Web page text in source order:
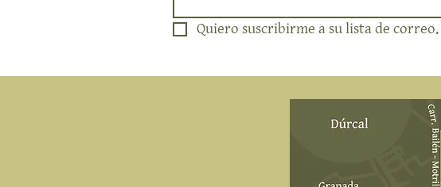
Quiero suscribirme a su lista de correo.